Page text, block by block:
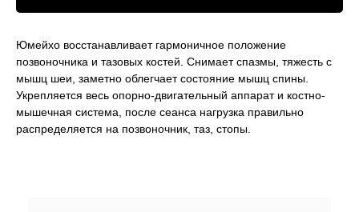
Юмейхо восстанавливает гармоничное положение
позвоночника и тазовых костей. Снимает спазмы, тяжесть с
мышц шеи, заметно облегчает состояние мышц спины.
Укрепляется весь опорно-двигательный аппарат и костно-
мышечная система, после сеанса нагрузка правильно
распределяется на позвоночник, таз, стопы.